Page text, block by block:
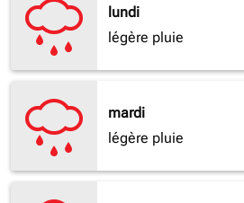
lundi
légère pluie
mardi
légère pluie